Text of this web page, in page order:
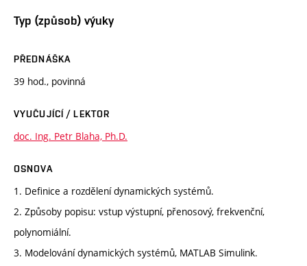
Typ (způsob) výuky
PŘEDNÁŠKA
39 hod., povinná
VYUČUJÍCÍ / LEKTOR
doc. Ing. Petr Blaha, Ph.D.
OSNOVA
1. Definice a rozdělení dynamických systémů.
2. Způsoby popisu: vstup výstupní, přenosový, frekvenční,
polynomiální.
3. Modelování dynamických systémů, MATLAB Simulink.